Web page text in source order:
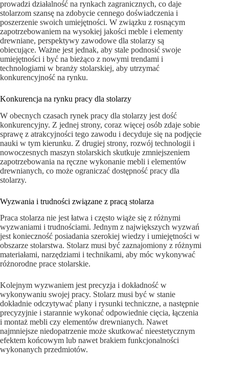
prowadzi działalność na rynkach zagranicznych, co daje
stolarzom szansę na zdobycie cennego doświadczenia i
poszerzenie swoich umiejętności. W związku z rosnącym
zapotrzebowaniem na wysokiej jakości meble i elementy
drewniane, perspektywy zawodowe dla stolarzy są
obiecujące. Ważne jest jednak, aby stale podnosić swoje
umiejętności i być na bieżąco z nowymi trendami i
technologiami w branży stolarskiej, aby utrzymać
konkurencyjność na rynku.
Konkurencja na rynku pracy dla stolarzy
W obecnych czasach rynek pracy dla stolarzy jest dość
konkurencyjny. Z jednej strony, coraz więcej osób zdaje sobie
sprawę z atrakcyjności tego zawodu i decyduje się na podjęcie
nauki w tym kierunku. Z drugiej strony, rozwój technologii i
nowoczesnych maszyn stolarskich skutkuje zmniejszeniem
zapotrzebowania na ręczne wykonanie mebli i elementów
drewnianych, co może ograniczać dostępność pracy dla
stolarzy.
Wyzwania i trudności związane z pracą stolarza
Praca stolarza nie jest łatwa i często wiąże się z różnymi
wyzwaniami i trudnościami. Jednym z największych wyzwań
jest konieczność posiadania szerokiej wiedzy i umiejętności w
obszarze stolarstwa. Stolarz musi być zaznajomiony z różnymi
materiałami, narzędziami i technikami, aby móc wykonywać
różnorodne prace stolarskie.
Kolejnym wyzwaniem jest precyzja i dokładność w
wykonywaniu swojej pracy. Stolarz musi być w stanie
dokładnie odczytywać plany i rysunki techniczne, a następnie
precyzyjnie i starannie wykonać odpowiednie cięcia, łączenia
i montaż mebli czy elementów drewnianych. Nawet
najmniejsze niedopatrzenie może skutkować nieestetycznym
efektem końcowym lub nawet brakiem funkcjonalności
wykonanych przedmiotów.